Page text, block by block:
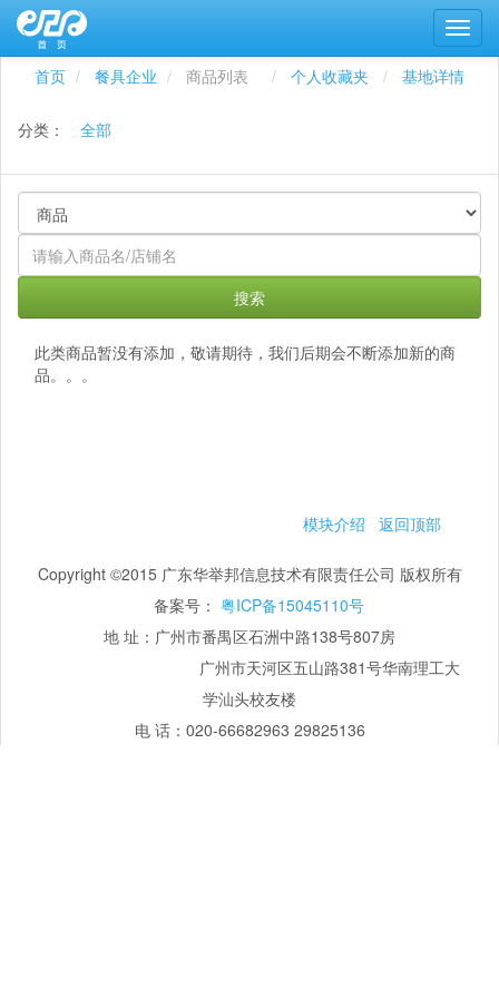
首页 餐具企业 商品列表 基地详情
个人收藏夹
分类： 全部
搜索
此类商品暂没有添加，敬请期待，我们后期会不断添加新的商
品。。。
模块介绍 返回顶部
Copyright ©2015 广东华举邦信息技术有限责任公司 版权所有
备案号： 粤ICP备15045110号
地 址：广州市番禺区石洲中路138号807房
广州市天河区五山路381号华南理工大
学汕头校友楼
电 话：020-66682963 29825136